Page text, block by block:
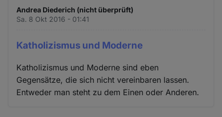
Andrea Diederich (nicht überprüft)
Sa. 8 Okt 2016 - 01:41
Katholizismus und Moderne
Katholizismus und Moderne sind eben
Gegensätze, die sich nicht vereinbaren lassen.
Entweder man steht zu dem Einen oder Anderen.